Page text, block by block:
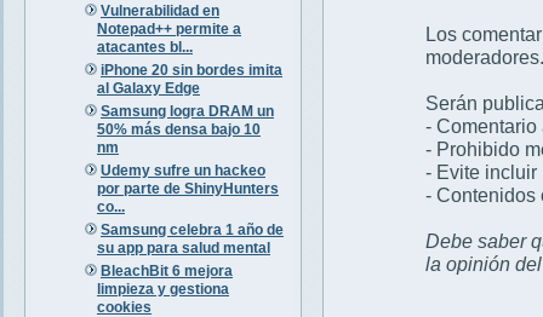
Vulnerabilidad en
Notepad++ permite a
atacantes bl...
iPhone 20 sin bordes imita
al Galaxy Edge
Samsung logra DRAM un
50% más densa bajo 10
nm
Udemy sufre un hackeo
por parte de ShinyHunters
co...
Samsung celebra 1 año de
su app para salud mental
BleachBit 6 mejora
limpieza y gestiona
cookies
Los
moderadores.
Serán
- Comentario
- Prohibido
- Evite incluir
- Contenidos
Debe saber
la opinión